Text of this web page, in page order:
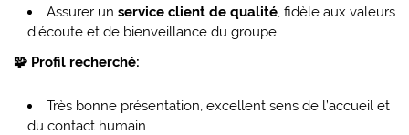
Assurer un service client de qualité, fidèle aux valeurs
d’écoute et de bienveillance du groupe.
🧩 Profil recherché:
Très bonne présentation, excellent sens de l’accueil et
du contact humain.